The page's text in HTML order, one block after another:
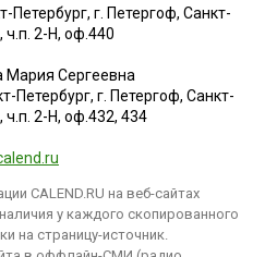
Петербург, г. Петергоф, Санкт-
ч.п. 2-Н, оф.440
Мария Сергеевна
Петербург, г. Петергоф, Санкт-
ч.п. 2-Н, оф.432, 434
CALEND.RU на веб-сайтах
у каждого скопированного
на страницу-источник.